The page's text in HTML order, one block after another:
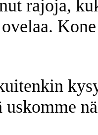
rajoja,